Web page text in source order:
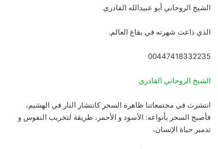
الشيخ الروحاني أبو عبيدالله القادري
الذي ذاعت شهرته في بقاع العالم.
00447418332235
الشيخ الروحاني القادري
انتشرت في مجتمعاتنا ظاهرة السحر كانتشار النار في الهشيم،
فأصبح السحر بأنواعه: الأسود و الأحمر، طريقة لتخريب النفوس و
تدمير حياة الإنسان،